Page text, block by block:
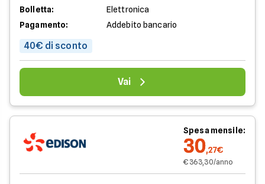
Bolletta:
Elettronica
Pagamento:
Addebito bancario
40€ di sconto
Vai
Spesa mensile:
30,27€
€ 363,30/anno